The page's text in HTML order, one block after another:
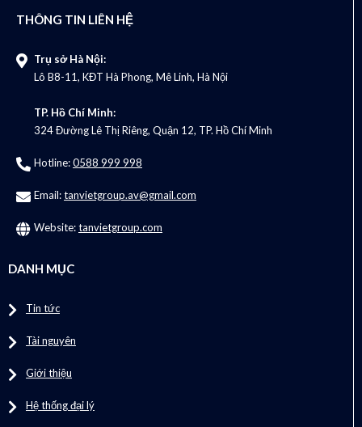
THÔNG TIN LIÊN HỆ
Trụ sở Hà Nội:
Lô B8-11, KĐT Hà Phong, Mê Linh, Hà Nội
TP. Hồ Chí Minh:
324 Đường Lê Thị Riêng, Quận 12, TP. Hồ Chí Minh
Hotline:0588 999 998
Email:tanvietgroup.av@gmail.com
Website:tanvietgroup.com
DANH MỤC
Tin tức
Tài nguyên
Giới thiệu
Hệ thống đại lý